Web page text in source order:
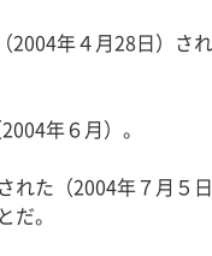
年４月28日）さ
年６月）。
れた（2004年７月５
。